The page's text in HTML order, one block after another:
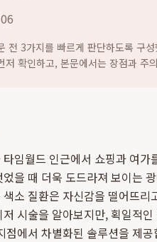
전 3가지를 빠르게 판단하도록 구
저 확인하고, 본문에서는 장점과 주
임월드 인근에서 쇼핑과 여
을 때 더욱 도드라져 보이는
소 질환은 자신감을 떨어뜨
시술을 알아보지만, 획일적
점에서 차별화된 솔루션을 제